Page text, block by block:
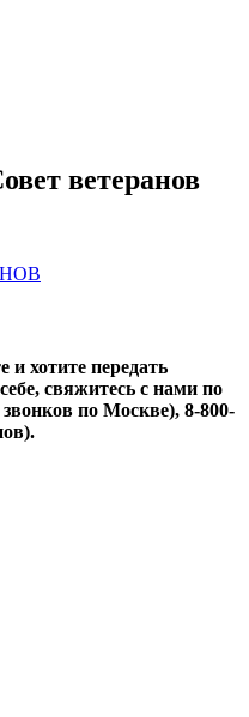
ветеранов
и хотите передать
свяжитесь с нами по
по Москве), 8-800-